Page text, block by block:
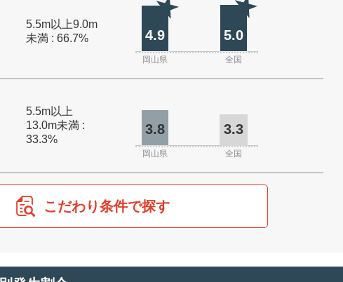
5.5m以上9.0m
未満 : 66.7%
4.9 5.0
岡山県 全国
5.5m以上
13.0m未満 :
33.3%
3.8 3.3
岡山県 全国
こだわり条件で探す